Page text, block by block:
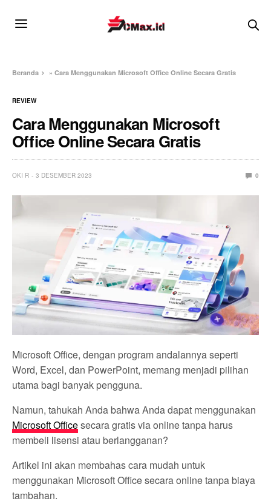
Beranda »Cara Menggunakan Microsoft Office Online Secara Gratis
REVIEW
Cara Menggunakan Microsoft
Office Online Secara Gratis
OKI R 3 DESEMBER 2023 0
Microsoft Office, dengan program andalannya seperti
Word, Excel, dan PowerPoint, memang menjadi pilihan
utama bagi banyak pengguna.
Namun, tahukah Anda bahwa Anda dapat menggunakan
Microsoft Officesecara gratis via online tanpa harus
membeli lisensi atau berlangganan?
Artikel ini akan membahas cara mudah untuk
menggunakan Microsoft Office secara online tanpa biaya
tambahan.